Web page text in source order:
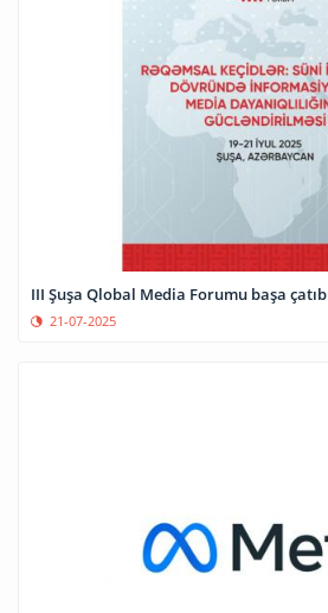
III Şuşa Qlobal Media Forumu başa çatıb
21-07-2025